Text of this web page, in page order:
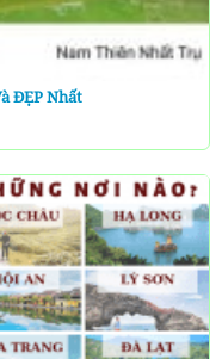
ĐẸP Nhất